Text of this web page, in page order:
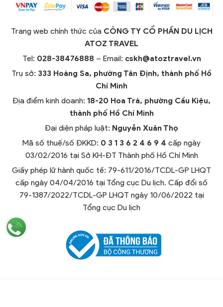
Trang web chính thức của CÔNG TY CỔ PHẦN DU LỊCH
ATOZ TRAVEL
Tel: 028-38476888 – Email: cskh@atoztravel.vn
Trụ sở: 333 Hoàng Sa, phường Tân Định, thành phố Hồ
Chí Minh
Địa điểm kinh doanh: 18-20 Hoa Trà, phường Cầu Kiệu,
thành phố Hồ Chí Minh
Đại diện pháp luật: Nguyễn Xuân Thọ
Mã số thuế/số ĐKKD: 0 3 1 3 6 2 4 6 9 4 cấp ngày
03/02/2016 tại Sở KH-ĐT Thành phố Hồ Chí Minh
Giấy phép lữ hành quốc tế: 79-611/2016/TCDL-GP LHQT
cấp ngày 04/04/2016 tại Tổng cục Du lịch. Cấp đổi số
79-1387/2022/TCDL-GP LHQT ngày 10/06/2022 tại
Tổng cục Du lịch